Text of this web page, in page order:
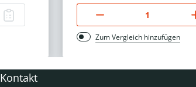
Zum Vergleich hinzufügen
Kontakt